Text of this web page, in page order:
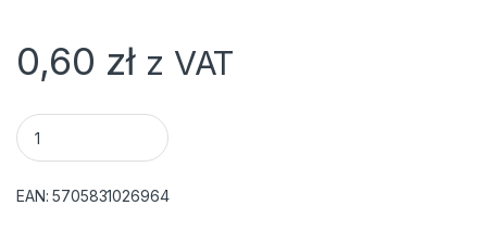
0,60 zł z VAT
ZAWIESZKA NA KLUCZE Q-CONNECT 5X2,2cm CZARNA
EAN:5705831026964